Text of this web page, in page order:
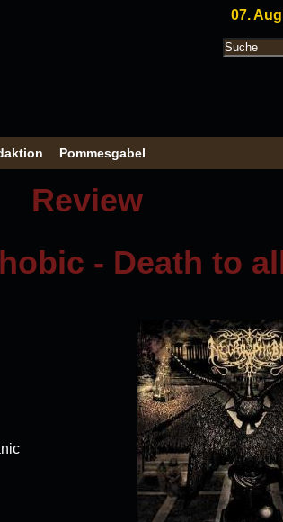
07.
Pommesgabel
Review
- Death to